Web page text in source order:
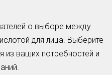
о выборе между
для лица. Выберите
из ваших потребностей и